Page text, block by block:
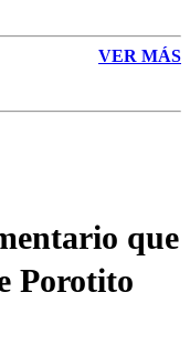
VER MÁS
que
Porotito